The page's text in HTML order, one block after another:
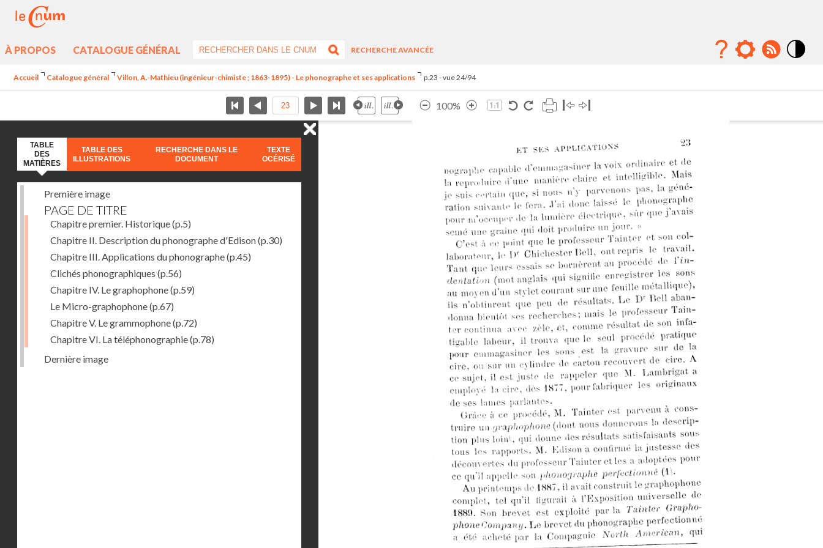
À PROPOS CATALOGUE GÉNÉRAL
RECHERCHE AVANCÉE
Accueil Catalogue général Villon, A.-Mathieu (ingénieur-chimiste ; 1863-1895) - Le phonographe et ses applications p.23 - vue 24/94
100%
TABLE
DES
MATIÈRES
TABLE DES
ILLUSTRATIONS
RECHERCHE DANS LE
DOCUMENT
TEXTE
OCÉRISÉ
Première image
PAGE DE TITRE
Chapitre premier. Historique(p.5)
Chapitre II. Description du phonographe d'Edison(p.30)
Chapitre III. Applications du phonographe(p.45)
Clichés phonographiques (p.56)
Chapitre IV. Le graphophone(p.59)
Le Micro-graphophone(p.67)
Chapitre V. Le grammophone(p.72)
Chapitre VI. La téléphonographie(p.78)
Dernière image